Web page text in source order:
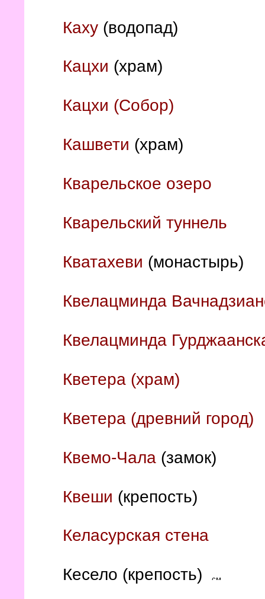
Каху (водопад)
Кацхи (храм)
Кацхи (Собор)
Кашвети (храм)
Кварельское озеро
Кварельский туннель
Кватахеви (монастырь)
Квелацминда
Квелацминда
Кветера (храм)
Кветера (древний город)
Квемо-Чала (замок)
Квеши (крепость)
Келасурская стена
Кесело (крепость)